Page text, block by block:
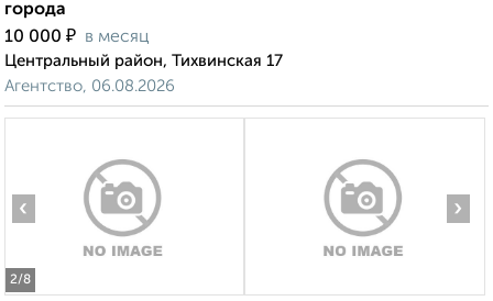
города
10 000 ₽ в месяц
Центральный район, Тихвинская 17
Агентство, 06.08.2026
2/8
‹ ›